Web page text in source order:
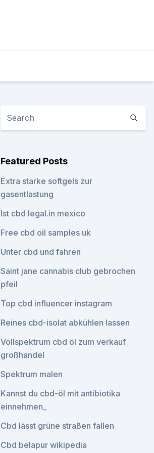
Featured Posts
Extra starke softgels zur
gasentlastung
Ist cbd legal.in mexico
Free cbd oil samples uk
Unter cbd und fahren
Saint jane cannabis club gebrochen
pfeil
Top cbd influencer instagram
Reines cbd-isolat abkühlen lassen
Vollspektrum cbd öl zum verkauf
großhandel
Spektrum malen
Kannst du cbd-öl mit antibiotika
einnehmen_
Cbd lässt grüne straßen fallen
Cbd belapur wikipedia